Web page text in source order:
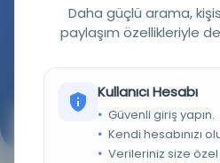
Türkiye Cumhuriyeti Devlet
Ferik Haydar Paşa ve Mirliva
Mutasarrıflık
Daha güçlü arama,
paylaşım özellikleriyle
Kullanıcı Hesabı
Güvenli giriş yapın.
Kendi hesabınızı
Verileriniz size özel